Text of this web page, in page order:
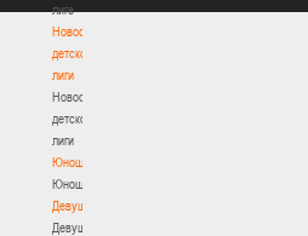
лиге
Новости
детской
лиги
Новости
детской
лиги
Юноши
Юноши
Девушки
Девушки